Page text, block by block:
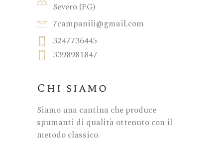
Severo (FG)
7campanili@gmail.com
3247736445
3398981847
Chi siamo
Siamo una cantina che produce
spumanti di qualità ottenuto con il
metodo classico.